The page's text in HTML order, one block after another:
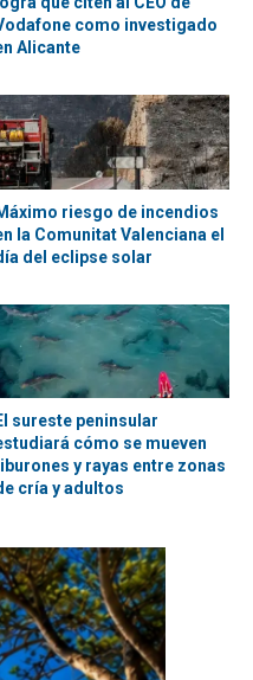
como investigado
Alicante
riesgo de incendios
la Comunitat Valenciana el
del eclipse solar
sureste peninsular
cómo se mueven
y rayas entre zonas
cría y adultos